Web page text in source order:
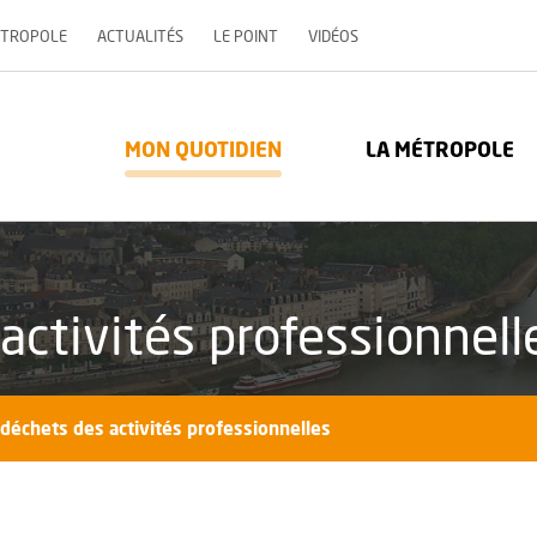
ACTUALITÉS LE POINT VIDÉOS, OUVRE UNE NOUVELLE
Métropole - Communauté urbaine : Retour à l'accueil
MON QUOTIDIEN LA MÉTROPOLE
des activités professionnelles